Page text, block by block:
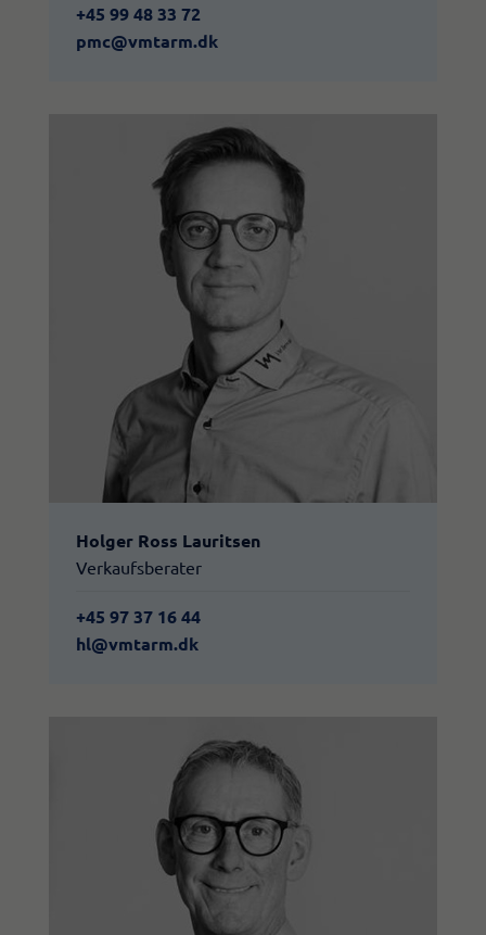
+45 99 48 33 72
pmc@vmtarm.dk
Holger Ross Lauritsen
Verkaufsberater
+45 97 37 16 44
hl@vmtarm.dk